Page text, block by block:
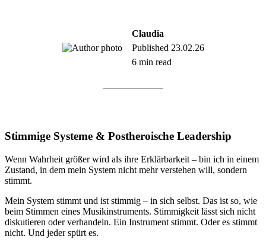
Claudia
Published 23.02.26
6 min read
Stimmige Systeme & Postheroische Leadership
Wenn Wahrheit größer wird als ihre Erklärbarkeit – bin ich in einem
Zustand, in dem mein System nicht mehr verstehen will, sondern
stimmt.
Mein System stimmt und ist stimmig – in sich selbst. Das ist so, wie
beim Stimmen eines Musikinstruments. Stimmigkeit lässt sich nicht
diskutieren oder verhandeln. Ein Instrument stimmt. Oder es stimmt
nicht. Und jeder spürt es.